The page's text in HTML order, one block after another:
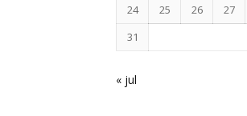
24
25 26 27
31
« jul